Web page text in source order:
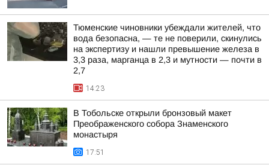
Тюменские чиновники убеждали жителей, что
вода безопасна, — те не поверили, скинулись
на экспертизу и нашли превышение железа в
3,3 раза, марганца в 2,3 и мутности — почти в
2,7
14:23
В Тобольске открыли бронзовый макет
Преображенского собора Знаменского
монастыря
17:51